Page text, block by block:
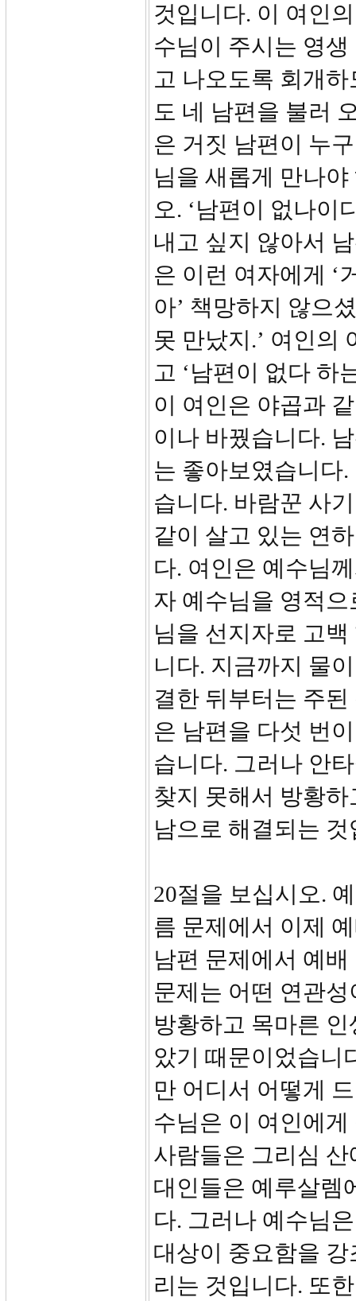
것입니다. 이 여인
수님이 주시는 영
고 나오도록 회개
도 네 남편을 불러
은 거짓 남편이 누
님을 새롭게 만나
오. ‘남편이 없나이
내고 싶지 않아서
은 이런 여자에게 ‘
아’ 책망하지 않으
못 만났지.’ 여인의
고 ‘남편이 없다 하
이 여인은 야곱과
이나 바꿨습니다.
는 좋아보였습니다
습니다. 바람꾼 사
같이 살고 있는 연
다. 여인은 예수님
자 예수님을 영적
님을 선지자로 고
니다. 지금까지 물
결한 뒤부터는 주
은 남편을 다섯 번
습니다. 그러나 안
찾지 못해서 방황
남으로 해결되는 것
20절을 보십시오.
름 문제에서 이제
남편 문제에서 예
문제는 어떤 연관
방황하고 목마른
았기 때문이었습니
만 어디서 어떻게
수님은 이 여인에
사람들은 그리심
대인들은 예루살렘
다. 그러나 예수님
대상이 중요함을
리는 것입니다. 또